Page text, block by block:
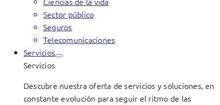
Sector público
Seguros
Telecomunicaciones
Servicios
Servicios
Descubre nuestra oferta de servicios y soluciones, en
constante evolución para seguir el ritmo de las